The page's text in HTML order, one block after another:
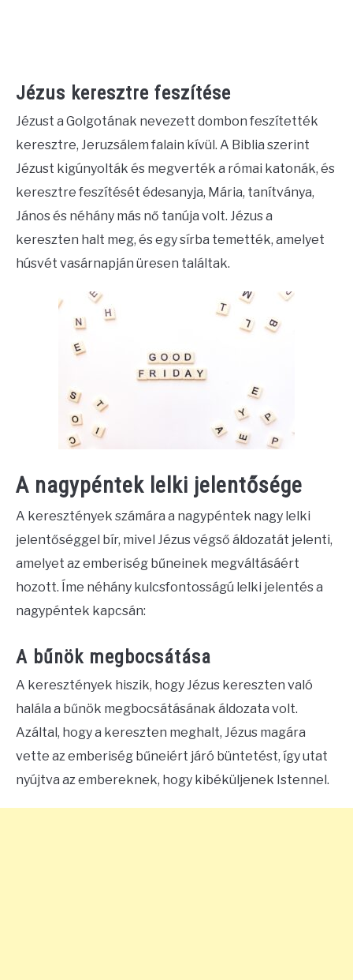
Jézus keresztre feszítése
Jézust a Golgotának nevezett dombon feszítették
keresztre, Jeruzsálem falain kívül. A Biblia szerint
Jézust kigúnyolták és megverték a római katonák, és
keresztre feszítését édesanyja, Mária, tanítványa,
János és néhány más nő tanúja volt. Jézus a
kereszten halt meg, és egy sírba temették, amelyet
húsvét vasárnapján üresen találtak.
A nagypéntek lelki jelentősége
A keresztények számára a nagypéntek nagy lelki
jelentőséggel bír, mivel Jézus végső áldozatát jelenti,
amelyet az emberiség bűneinek megváltásáért
hozott. Íme néhány kulcsfontosságú lelki jelentés a
nagypéntek kapcsán:
A bűnök megbocsátása
A keresztények hiszik, hogy Jézus kereszten való
halála a bűnök megbocsátásának áldozata volt.
Azáltal, hogy a kereszten meghalt, Jézus magára
vette az emberiség bűneiért járó büntetést, így utat
nyújtva az embereknek, hogy kibéküljenek Istennel.